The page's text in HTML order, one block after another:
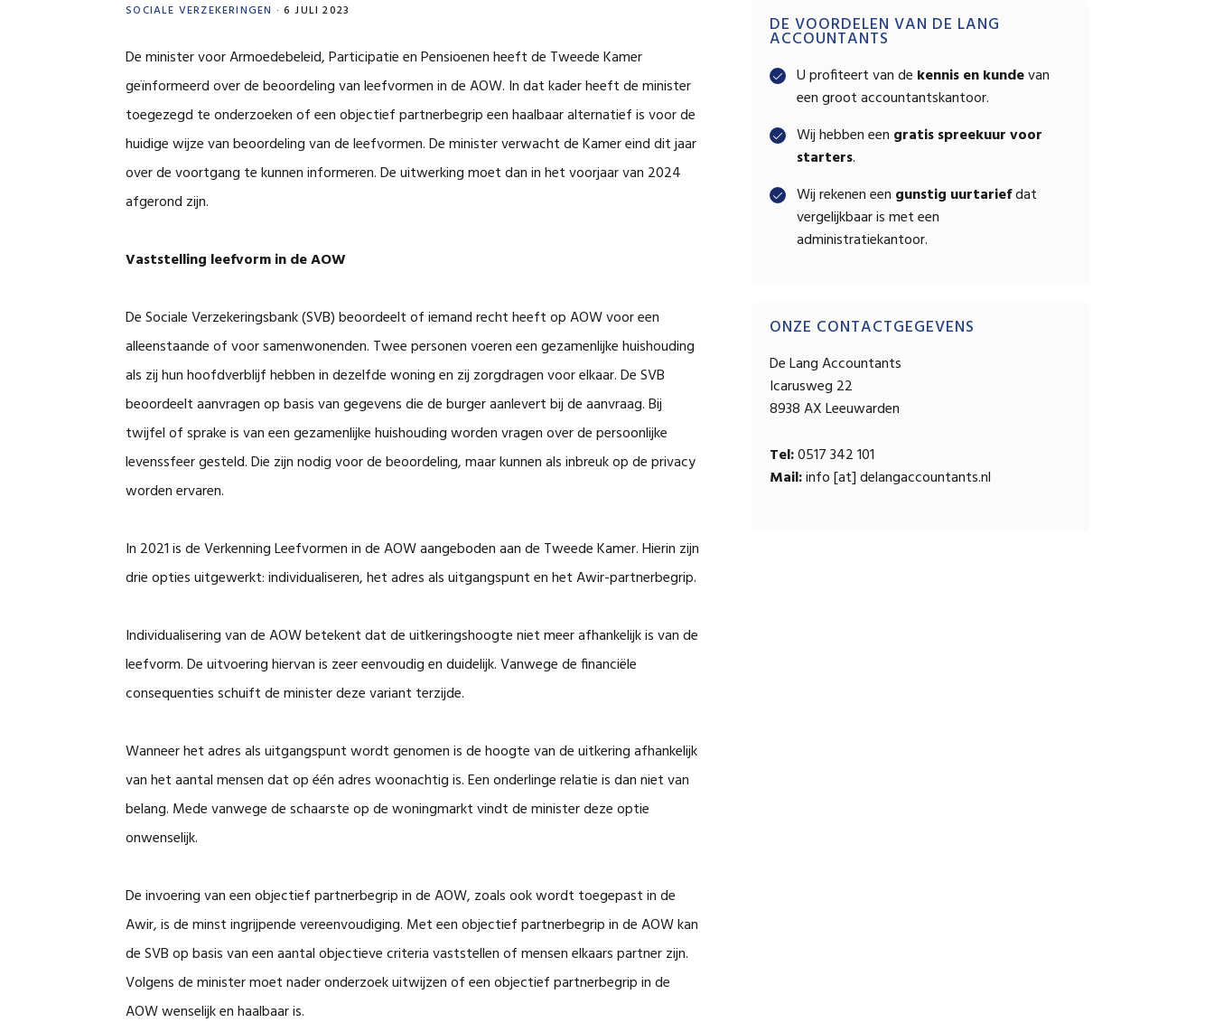
SOCIALE VERZEKERINGEN · 6 JULI 2023
De minister voor Armoedebeleid, Participatie en Pensioenen heeft de Tweede Kamer
geïnformeerd over de beoordeling van leefvormen in de AOW. In dat kader heeft de minister
toegezegd te onderzoeken of een objectief partnerbegrip een haalbaar alternatief is voor de
huidige wijze van beoordeling van de leefvormen. De minister verwacht de Kamer eind dit jaar
over de voortgang te kunnen informeren. De uitwerking moet dan in het voorjaar van 2024
afgerond zijn.
Vaststelling leefvorm in de AOW
De Sociale Verzekeringsbank (SVB) beoordeelt of iemand recht heeft op AOW voor een
alleenstaande of voor samenwonenden. Twee personen voeren een gezamenlijke huishouding
als zij hun hoofdverblijf hebben in dezelfde woning en zij zorgdragen voor elkaar. De SVB
beoordeelt aanvragen op basis van gegevens die de burger aanlevert bij de aanvraag. Bij
twijfel of sprake is van een gezamenlijke huishouding worden vragen over de persoonlijke
levenssfeer gesteld. Die zijn nodig voor de beoordeling, maar kunnen als inbreuk op de privacy
worden ervaren.
In 2021 is de Verkenning Leefvormen in de AOW aangeboden aan de Tweede Kamer. Hierin zijn
drie opties uitgewerkt: individualiseren, het adres als uitgangspunt en het Awir-partnerbegrip.
Individualisering van de AOW betekent dat de uitkeringshoogte niet meer afhankelijk is van de
leefvorm. De uitvoering hiervan is zeer eenvoudig en duidelijk. Vanwege de financiële
consequenties schuift de minister deze variant terzijde.
Wanneer het adres als uitgangspunt wordt genomen is de hoogte van de uitkering afhankelijk
van het aantal mensen dat op één adres woonachtig is. Een onderlinge relatie is dan niet van
belang. Mede vanwege de schaarste op de woningmarkt vindt de minister deze optie
onwenselijk.
De invoering van een objectief partnerbegrip in de AOW, zoals ook wordt toegepast in de
Awir, is de minst ingrijpende vereenvoudiging. Met een objectief partnerbegrip in de AOW kan
de SVB op basis van een aantal objectieve criteria vaststellen of mensen elkaars partner zijn.
Volgens de minister moet nader onderzoek uitwijzen of een objectief partnerbegrip in de
AOW wenselijk en haalbaar is.
Primary
Sidebar
DE VOORDELEN VAN DE LANG
ACCOUNTANTS
U profiteert van de kennis en kundevan
een groot accountantskantoor.
Wij hebben een gratis spreekuur voor
starters.
Wij rekenen een gunstig uurtariefdat
vergelijkbaar is met een
administratiekantoor.
ONZE CONTACTGEGEVENS
De Lang Accountants
Icarusweg 22
8938 AX Leeuwarden
Tel:0517 342 101
Mail:info [at] delangaccountants.nl